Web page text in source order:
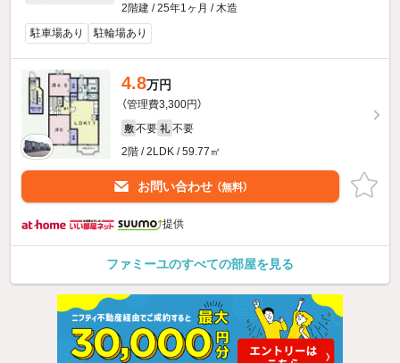
2階建 / 25年1ヶ月 / 木造
駐車場あり
駐輪場あり
4.8万円
（管理費3,300円）
敷 不要 礼 不要
2階 / 2LDK / 59.77㎡
お問い合わせ （無料）
提供
ファミーユのすべての部屋を見る